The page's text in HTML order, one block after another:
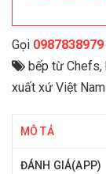
Gọi 0987838979
bếp từ Chefs,
xuất xứ Việt Nam
MÔ TẢ
ĐÁNH GIÁ(APP)